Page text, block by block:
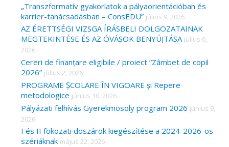
„Transzformatív gyakorlatok a pályaorientációban és
karrier-tanácsadásban – ConsEDU” július 9, 2026
AZ ÉRETTSÉGI VIZSGA ÍRÁSBELI DOLGOZATAINAK
MEGTEKINTÉSE ÉS AZ ÓVÁSOK BENYÚJTÁSA július 6,
2026
Cereri de finanțare eligibile / proiect ”Zâmbet de copil
2026” július 2, 2026
PROGRAME ȘCOLARE ÎN VIGOARE și Repere
metodologice június 10, 2026
Pályázati felhívás Gyerekmosoly program 2026 június 9,
2026
I és II fokozati doszárok kiegészítése a 2024-2026-os
szériáknak május 22, 2026